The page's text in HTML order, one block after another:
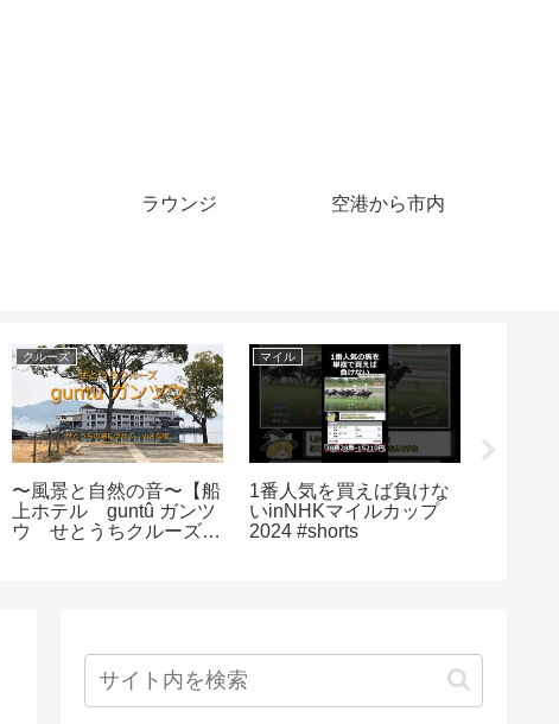
ラウンジ 空港から市内
クルーズ
〜風景と自然の音〜【船
上ホテル guntû ガンツ
ウ せとうちクルーズ】
マイル
1番人気を買えば負けな
いinNHKマイルカップ
2024 #shorts